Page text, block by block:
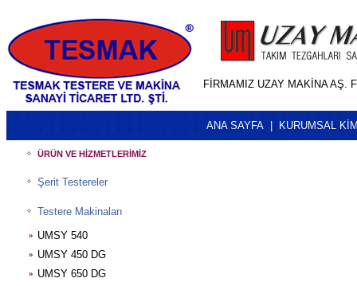
FİRMAMIZ UZAY MAKİNA AŞ.
ANA SAYFA KURUMSAL
ÜRÜN VE HİZMETLERİMİZ
Şerit Testereler
Testere Makinaları
» UMSY 540
» UMSY 450 DG
» UMSY 650 DG